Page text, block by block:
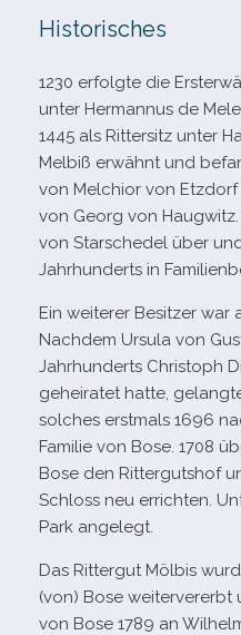
Historisches
1230 erfolgte die
unter Hermannus de
1445 als Rittersitz unter
Melbiß erwähnt und
von Melchior von Etzdorf
von Georg von
von Starschedel über
Jahrhunderts in
Ein wei­te­rer Besitzer war
Nachdem Ursula von
Jahrhunderts Christoph
gehei­ra­tet hatte,
sol­ches erst­mals 1696
Familie von Bose. 1708
Bose den Rittergutshof
Schloss neu errich­ten.
Park angelegt.
Das Rittergut Mölbis
(von) Bose wei­ter­ver­erbt
von Bose 1789 an